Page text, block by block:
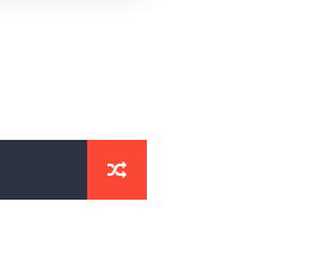
Unidad Central de Seguridad